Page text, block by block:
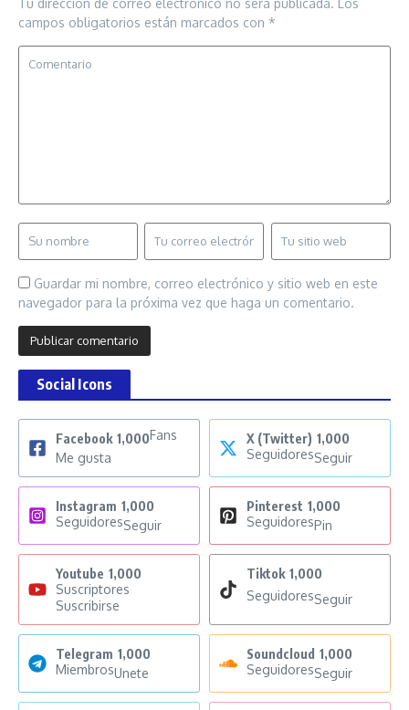
Tu dirección de correo electrónico no será publicada.
Los
campos obligatorios están marcados con *
Guardar mi nombre, correo electrónico y sitio web en este
navegador para la próxima vez que haga un comentario.
Social Icons
Facebook 1,000Fans
Me gusta
X (Twitter) 1,000
SeguidoresSeguir
Instagram 1,000
SeguidoresSeguir
Pinterest 1,000
SeguidoresPin
Youtube 1,000
Suscriptores
Suscribirse
Tiktok 1,000
SeguidoresSeguir
Telegram 1,000
MiembrosUnete
Soundcloud 1,000
SeguidoresSeguir